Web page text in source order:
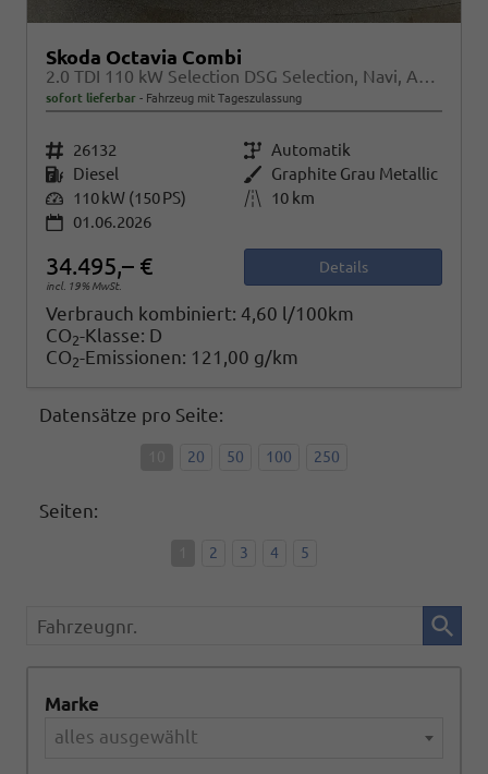
Skoda Octavia Combi
2.0 TDI 110 kW Selection DSG Selection, Navi, AHK, el. Klappe, 5-J Garantie
sofort lieferbar Fahrzeug mit Tageszulassung
Fahrzeugnr. 26132 Getriebe Automatik
Kraftstoff Diesel Außenfarbe Graphite Grau Metallic
Leistung 110 kW (150 PS) Kilometerstand
10 km
01.06.2026
34.495,– €
incl. 19% MwSt.
Details
Verbrauch kombiniert: 4,60 l/100km
CO2-Klasse: D
CO2-Emissionen: 121,00 g/km
Datensätze pro Seite:
20 50 100 250
Seiten:
2 3 4 5
Fahrzeugnr.
Marke
alles ausgewählt